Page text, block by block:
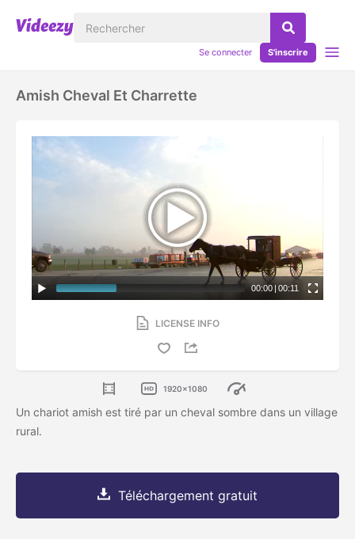
Se connecter S'inscrire
Amish Cheval Et Charrette
00:00 | 00:11
LICENSE INFO
1920x1080
Un chariot amish est tiré par un cheval sombre dans un village
rural.
Téléchargement gratuit